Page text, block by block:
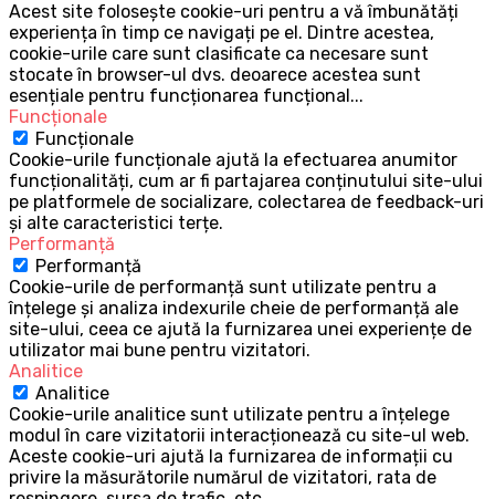
Acest site folosește cookie-uri pentru a vă îmbunătăți
experiența în timp ce navigați pe el. Dintre acestea,
cookie-urile care sunt clasificate ca necesare sunt
stocate în browser-ul dvs. deoarece acestea sunt
esențiale pentru funcționarea funcțional...
Funcționale
Funcționale
Cookie-urile funcționale ajută la efectuarea anumitor
funcționalități, cum ar fi partajarea conținutului site-ului
pe platformele de socializare, colectarea de feedback-uri
și alte caracteristici terțe.
Performanță
Performanță
Cookie-urile de performanță sunt utilizate pentru a
înțelege și analiza indexurile cheie de performanță ale
site-ului, ceea ce ajută la furnizarea unei experiențe de
utilizator mai bune pentru vizitatori.
Analitice
Analitice
Cookie-urile analitice sunt utilizate pentru a înțelege
modul în care vizitatorii interacționează cu site-ul web.
Aceste cookie-uri ajută la furnizarea de informații cu
privire la măsurătorile numărul de vizitatori, rata de